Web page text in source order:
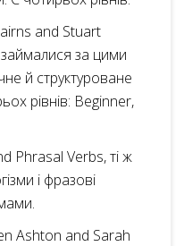
and Stuart
за цими
й структуроване
рівнів: Beginner,
Phrasal Verbs, ті ж
і фразові
Ashton and Sarah